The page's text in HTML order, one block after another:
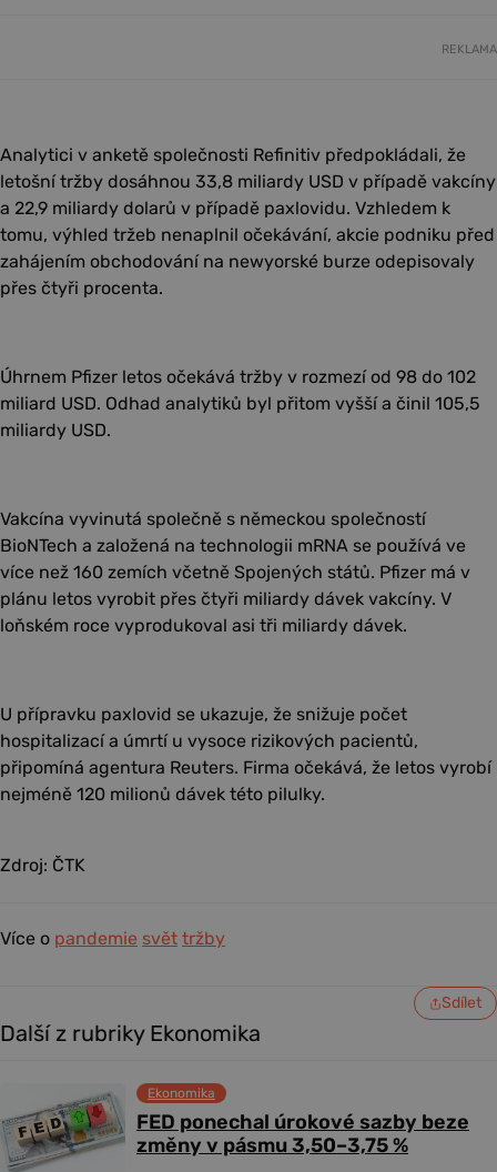
REKLAMA
Analytici v anketě společnosti Refinitiv předpokládali, že
letošní tržby dosáhnou 33,8 miliardy USD v případě vakcíny
a 22,9 miliardy dolarů v případě paxlovidu. Vzhledem k
tomu, výhled tržeb nenaplnil očekávání, akcie podniku před
zahájením obchodování na newyorské burze odepisovaly
přes čtyři procenta.
Úhrnem Pfizer letos očekává tržby v rozmezí od 98 do 102
miliard USD. Odhad analytiků byl přitom vyšší a činil 105,5
miliardy USD.
Vakcína vyvinutá společně s německou společností
BioNTech a založená na technologii mRNA se používá ve
více než 160 zemích včetně Spojených států. Pfizer má v
plánu letos vyrobit přes čtyři miliardy dávek vakcíny. V
loňském roce vyprodukoval asi tři miliardy dávek.
U přípravku paxlovid se ukazuje, že snižuje počet
hospitalizací a úmrtí u vysoce rizikových pacientů,
připomíná agentura Reuters. Firma očekává, že letos vyrobí
nejméně 120 milionů dávek této pilulky.
Zdroj: ČTK
Více o pandemie svět tržby
Sdílet
Další z rubriky Ekonomika
FED ponechal úrokové sazby beze
změny v pásmu 3,50–3,75 %
Ekonomika